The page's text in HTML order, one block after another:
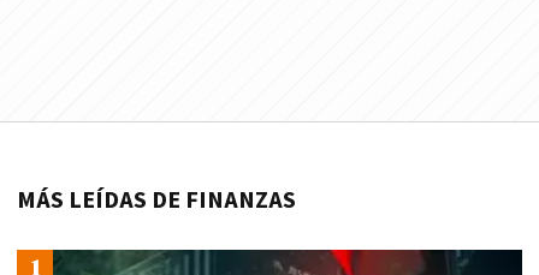
MÁS LEÍDAS DE FINANZAS